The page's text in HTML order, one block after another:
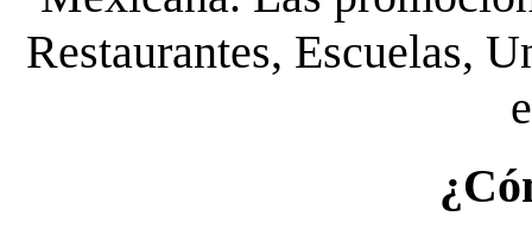
Restaurantes, Escuelas,